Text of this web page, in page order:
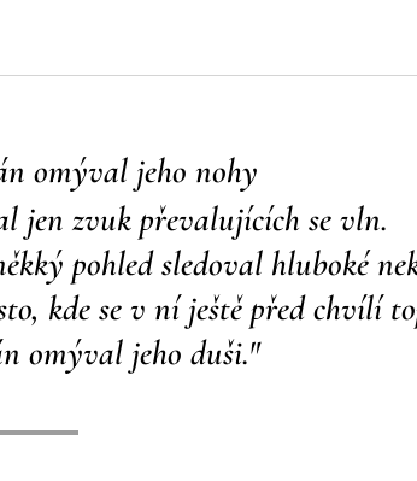
omýval jeho nohy
jen zvuk převalujících se vln.
pohled sledoval hluboké
kde se v ní ještě před chvílí
omýval jeho duši."